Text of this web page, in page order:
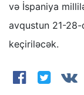
və İspaniya
avqustun 21-28-
keçiriləcək.